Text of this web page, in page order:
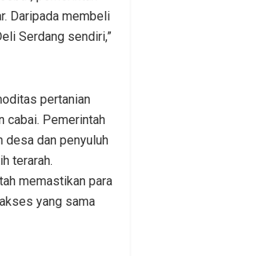
Daripada membeli
Serdang sendiri,”
pertanian
cabai. Pemerintah
desa dan penyuluh
terarah.
memastikan para
yang sama